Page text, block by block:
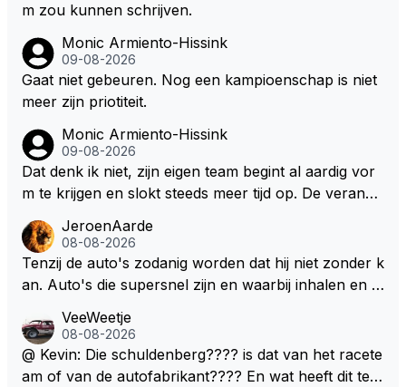
m zou kunnen schrijven.
Monic Armiento-Hissink
09-08-2026
Gaat niet gebeuren. Nog een kampioenschap is niet
meer zijn priotiteit.
Monic Armiento-Hissink
09-08-2026
Dat denk ik niet, zijn eigen team begint al aardig vor
m te krijgen en slokt steeds meer tijd op. De verande
en zullen ben ik bang niet het gewenste effect hebb
en. Mocht het wel zo zijn dan zal het 3 jaar zijn, hoo
guit 5 jaar maar echt niet langer. Vergeet niet, hij hee
em meer plezier gebracht dan de F1 op dit moment.
JeroenAarde
08-08-2026
Tenzij de auto's zodanig worden dat hij niet zonder k
an. Auto's die supersnel zijn en waarbij inhalen en v
ronkende motoren en op de grenzen rijden van de
mogelijkheden. Het ouderwetse racen waarbij de ma
nnen en jongens verdeeld worden. Als deze auto's g
VeeWeetje
08-08-2026
@ Kevin: Die schuldenberg???? is dat van het racete
am of van de autofabrikant???? En wat heeft dit te